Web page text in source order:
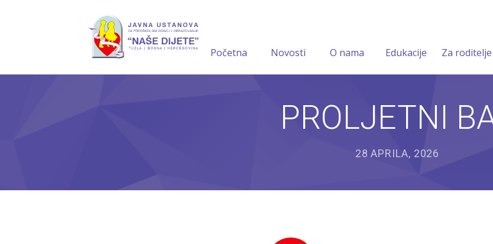
Početna Novosti O nama Edukacije Za roditelje
PROLJETNI
28 APRILA, 2026